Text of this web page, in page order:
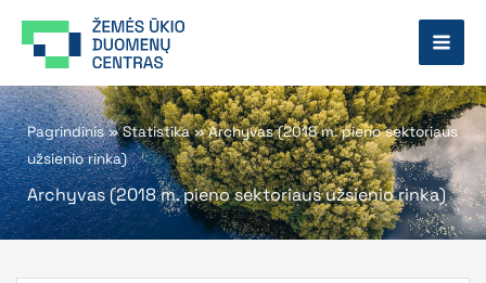
prie
Pagrindinis»Statistika»Archyvas (2018 m. pieno sektoriaus
užsienio rinka)
Archyvas (2018 m. pieno sektoriaus užsienio rinka)